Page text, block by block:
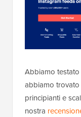
Abbiamo
abbiamo
principianti e
nostra